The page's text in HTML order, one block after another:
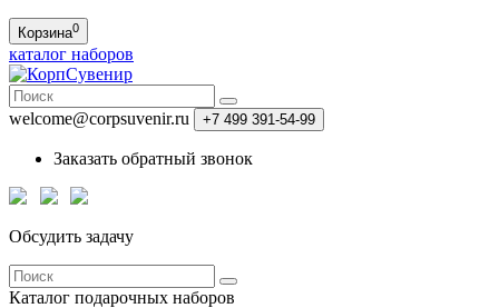
Корзина0
каталог наборов
welcome@corpsuvenir.ru +7 499 391-54-99
Заказать обратный звонок
Обсудить задачу
Каталог подарочных наборов